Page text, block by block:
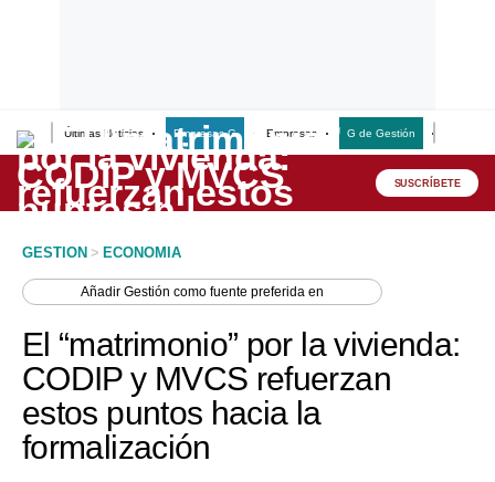
Últimas Noticias Empresas G Empresas G de Gestión
Lo último
Peru Quiosco
Economía
Mercados
Perú
SUSCRÍBETE
GESTION > ECONOMIA
AñadirGestión como fuente preferida en
El “matrimonio” por la vivienda:
CODIP y MVCS refuerzan
estos puntos hacia la
formalización